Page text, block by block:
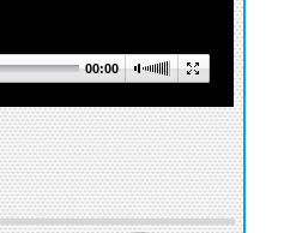
00:00